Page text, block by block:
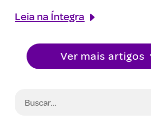
Leia na Íntegra
Ver mais artigos